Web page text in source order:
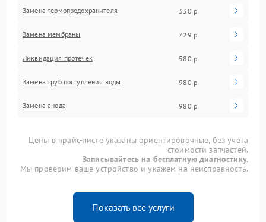
Замена термопредохранителя 330 р
Замена мембраны 729 р
Ликвидация протечек 580 р
Замена труб поступления воды 980 р
Замена анода 980 р
Цены в прайс-листе указаны ориентировочные, без учета
стоимости запчастей.
Записывайтесь на бесплатную диагностику.
Мы проверим ваше устройство и укажем на неисправность.
Показать все услуги